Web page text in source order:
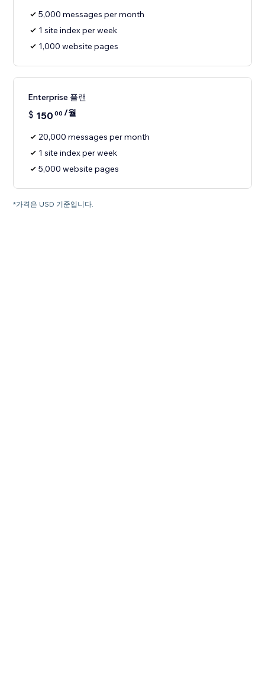
5,000 messages per month
1 site index per week
1,000 website pages
Enterprise 플랜
$ 150 00 /월
20,000 messages per month
1 site index per week
5,000 website pages
*가격은 USD 기준입니다.